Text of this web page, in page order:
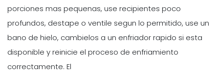
porciones mas pequenas, use recipientes poco
profundos, destape o ventile segun lo permitido, use un
bano de hielo, cambielos a un enfriador rapido si esta
disponible y reinicie el proceso de enfriamiento
correctamente. El